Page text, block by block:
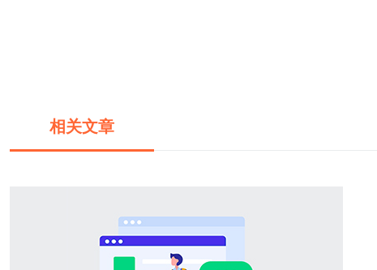
相关文章